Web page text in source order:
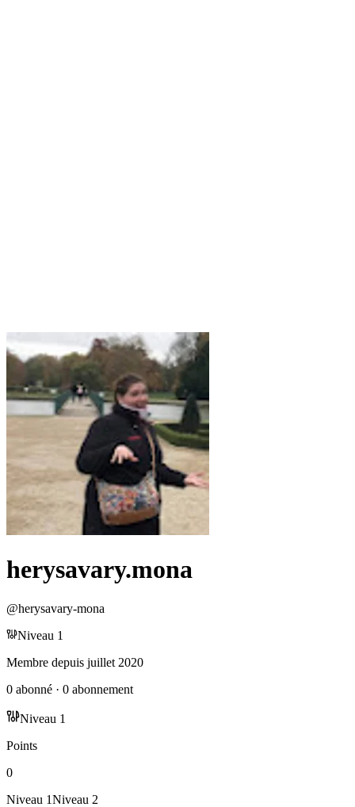
herysavary.mona
@herysavary-mona
Niveau 1
Membre depuis juillet 2020
0 abonné · 0 abonnement
Niveau 1
Points
0
Niveau 1Niveau 2